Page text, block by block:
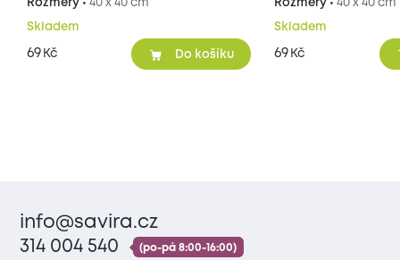
Rozměry • 40 x 40 cm
Skladem
69 Kč Do košíku
Rozměry •40 x 40 cm
Skladem
69 Kč
info@savira.cz
314 004 540
(po-pá 8:00-16:00)